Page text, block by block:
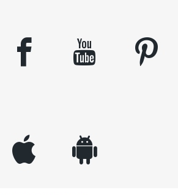
facebook youtube pinterest
appleinc android